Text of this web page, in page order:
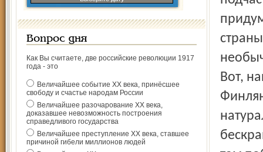
Вопрос дня
Как Вы считаете, две российские революции 1917
года - это
Величайшее событие ХХ века, принёсшее
свободу и счастье народам России
Величайшее разочарование ХХ века,
доказавшее невозможность построения
справедливого государства
Величайшее преступление ХХ века, ставшее
причиной гибели миллионов людей
Вот,